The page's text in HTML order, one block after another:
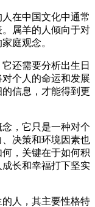
在中国文化中通常
属羊的人倾向于对
庭观念。
还需要分析出生日
个人的命运和发展
信息，才能得到更
，它只是一种对个
决策和环境因素也
，关键在于如何积
长和幸福打下坚实
人，其主要性格特